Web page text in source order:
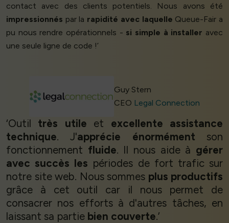
contact avec des clients potentiels. Nous avons été
impressionnés par la rapidité avec laquelle Queue-Fair a
pu nous rendre opérationnels - si simple à installer avec
une seule ligne de code !’
Guy Stern
CEO Legal Connection
‘Outil très utile et excellente assistance
technique. J'apprécie énormément son
fonctionnement fluide. Il nous aide à gérer
avec succès les périodes de fort trafic sur
notre site web. Nous sommes plus productifs
grâce à cet outil car il nous permet de
consacrer nos efforts à d'autres tâches, en
laissant sa partie bien couverte.’